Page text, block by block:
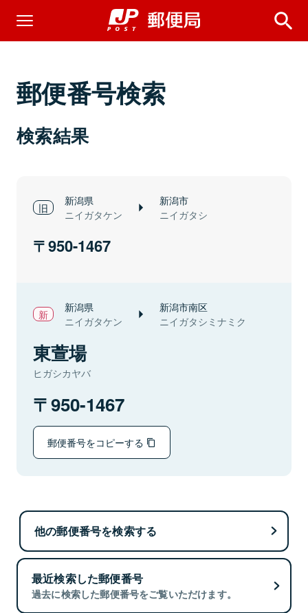
郵便番号検索
検索結果
新潟県
ニイガタケン
新潟市
ニイガタシ
950-1467
新潟県
ニイガタケン
新潟市南区
ニイガタシミナミク
東萱場
ヒガシカヤバ
950-1467
郵便番号をコピーする
他の郵便番号を検索する
最近検索した郵便番号
過去に検索した郵便番号をご覧いただけます。